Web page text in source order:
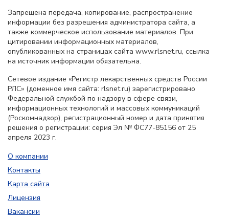
Запрещена передача, копирование, распространение
информации без разрешения администратора сайта, а
также коммерческое использование материалов. При
цитировании информационных материалов,
опубликованных на страницах сайта www.rlsnet.ru, ссылка
на источник информации обязательна.
Сетевое издание «Регистр лекарственных средств России
РЛС» (доменное имя сайта: rlsnet.ru) зарегистрировано
Федеральной службой по надзору в сфере связи,
информационных технологий и массовых коммуникаций
(Роскомнадзор), регистрационный номер и дата принятия
решения о регистрации: серия Эл № ФС77-85156 от 25
апреля 2023 г.
О компании
Контакты
Карта сайта
Лицензия
Вакансии